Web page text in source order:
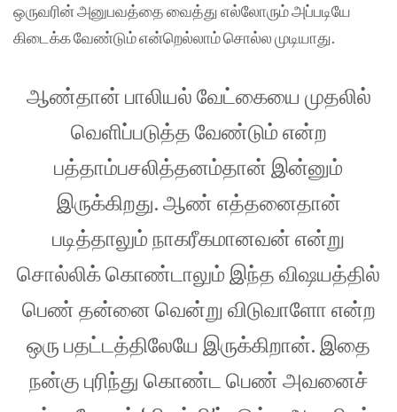
ஒருவரின் அனுபவத்தை வைத்து எல்லோரும் அப்படியே
கிடைக்க வேண்டும் என்றெல்லாம் சொல்ல முடியாது.
ஆண்தான் பாலியல் வேட்கையை முதலில்
வெளிப்படுத்த வேண்டும் என்ற
பத்தாம்பசலித்தனம்தான் இன்னும்
இருக்கிறது. ஆண் எத்தனைதான்
படித்தாலும் நாகரீகமானவன் என்று
சொல்லிக் கொண்டாலும் இந்த விஷயத்தில்
பெண் தன்னை வென்று விடுவாளோ என்ற
ஒரு பதட்டத்திலேயே இருக்கிறான். இதை
நன்கு புரிந்து கொண்ட பெண் அவனைச்